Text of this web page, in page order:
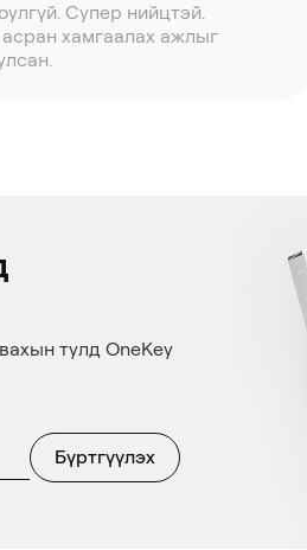
Супер нийцтэй.
хамгаалах ажлыг
тулд OneKey
Бүртгүүлэх